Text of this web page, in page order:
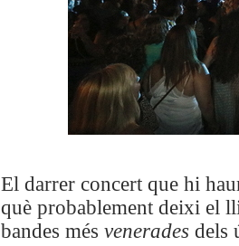
El darrer concert que hi
què probablement deixi el
bandes més veneradesdels